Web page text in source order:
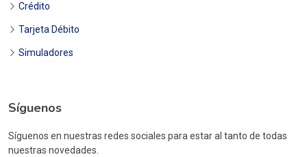
Crédito
Tarjeta Débito
Simuladores
Síguenos
Síguenos en nuestras redes sociales para estar al tanto de todas
nuestras novedades.